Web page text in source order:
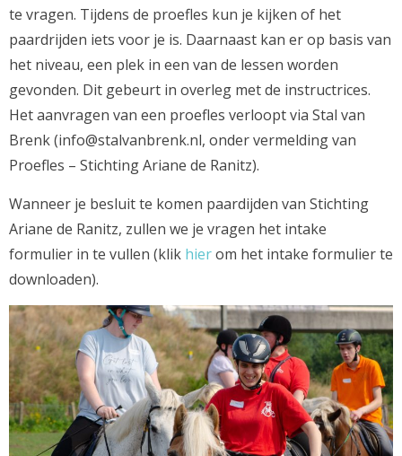
te vragen. Tijdens de proefles kun je kijken of het
paardrijden iets voor je is. Daarnaast kan er op basis van
het niveau, een plek in een van de lessen worden
gevonden. Dit gebeurt in overleg met de instructrices.
Het aanvragen van een proefles verloopt via Stal van
Brenk (info@stalvanbrenk.nl, onder vermelding van
Proefles – Stichting Ariane de Ranitz).
Wanneer je besluit te komen paardijden van Stichting
Ariane de Ranitz, zullen we je vragen het intake
formulier in te vullen (klik hierom het intake formulier te
downloaden).